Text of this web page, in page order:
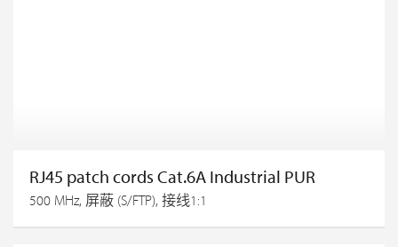
RJ45 patch cords Cat.6A Industrial PUR
500 MHz, 屏蔽 (S/FTP), 接线1:1